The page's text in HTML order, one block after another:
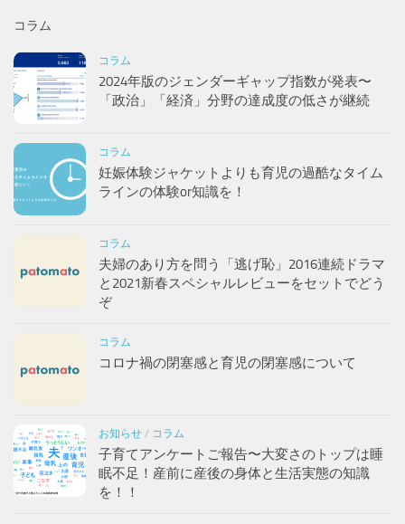
コラム
コラム
2024年版のジェンダーギャップ指数が発表〜
「政治」「経済」分野の達成度の低さが継続
コラム
妊娠体験ジャケットよりも育児の過酷なタイム
ラインの体験or知識を！
コラム
夫婦のあり方を問う「逃げ恥」2016連続ドラマ
と2021新春スペシャルレビューをセットでどう
ぞ
コラム
コロナ禍の閉塞感と育児の閉塞感について
お知らせ / コラム
子育てアンケートご報告〜大変さのトップは睡
眠不足！産前に産後の身体と生活実態の知識
を！！